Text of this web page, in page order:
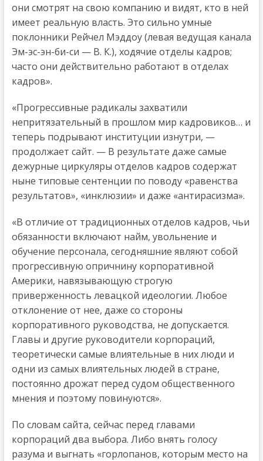
они смотрят на свою компанию и видят, кто в ней
имеет реальную власть. Это сильно умные
поклонники Рейчел Мэддоу (левая ведущая канала
Эм-эс-эн-би-си — В. К.), ходячие отделы кадров;
часто они действительно работают в отделах
кадров».
«Прогрессивные радикалы захватили
непритязательный в прошлом мир кадровиков… и
теперь подрывают институции изнутри, —
продолжает сайт. — В результате даже самые
дежурные циркуляры отделов кадров содержат
ныне типовые сентенции по поводу «равенства
результатов», «инклюзии» и даже «антирасизма».
«В отличие от традиционных отделов кадров, чьи
обязанности включают найм, увольнение и
обучение персонала, сегодняшние являют собой
прогрессивную опричнину корпоративной
Америки, навязывающую строгую
приверженность левацкой идеологии. Любое
отклонение от нее, даже со стороны
корпоративного руководства, не допускается.
Главы и другие руководители корпораций,
теоретически самые влиятельные в них люди и
одни из самых влиятельных людей в стране,
постоянно дрожат перед судом общественного
мнения и поэтому повинуются».
По словам сайта, сейчас перед главами
корпораций два выбора. Либо внять голосу
разума и выгнать «горлопанов, которым место на